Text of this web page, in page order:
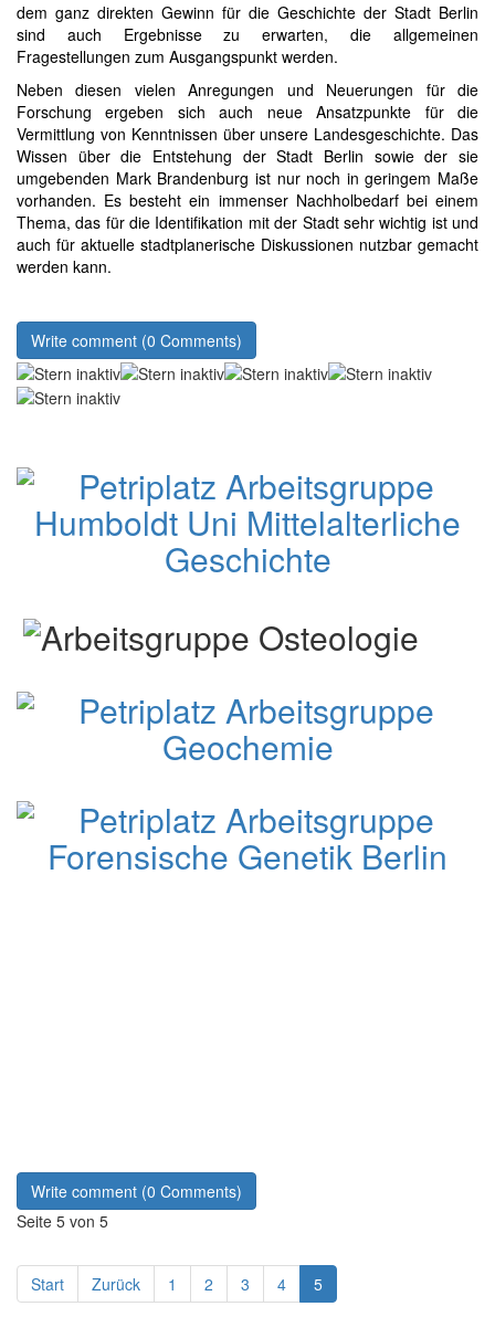
dem ganz direkten Gewinn für die Geschichte der Stadt Berlin
sind auch Ergebnisse zu erwarten, die allgemeinen
Fragestellungen zum Ausgangspunkt werden.
Neben diesen vielen Anregungen und Neuerungen für die
Forschung ergeben sich auch neue Ansatzpunkte für die
Vermittlung von Kenntnissen über unsere Landesgeschichte. Das
Wissen über die Entstehung der Stadt Berlin sowie der sie
umgebenden Mark Brandenburg ist nur noch in geringem Maße
vorhanden. Es besteht ein immenser Nachholbedarf bei einem
Thema, das für die Identifikation mit der Stadt sehr wichtig ist und
auch für aktuelle stadtplanerische Diskussionen nutzbar gemacht
werden kann.
Write comment (0 Comments)
Write comment (0 Comments)
Seite 5 von 5
Start Zurück 1 2 3 4 5